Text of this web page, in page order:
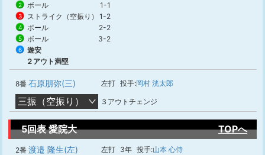
2 ボール 1-1
3 ストライク（空振り） 1-2
4 ボール 2-2
5 ボール 3-2
6
遊安
２アウト満塁
8番 石原朋弥(三) 左打 投手:岡村 洸太郎
三振（空振り） ３アウトチェンジ
5回表 愛院大 TOPへ
2番 渡邉 隆生(左) 左打 3年 投手:山本 心侍